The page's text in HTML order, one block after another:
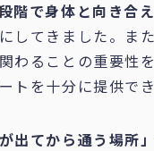
階で身体と向き合
してきました。ま
わることの重要性
トを十分に提供で
出てから通う場所」